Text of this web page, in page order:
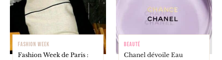
FASHION WEEK
Fashion Week de Paris :
BEAUTÉ
Chanel dévoile Eau